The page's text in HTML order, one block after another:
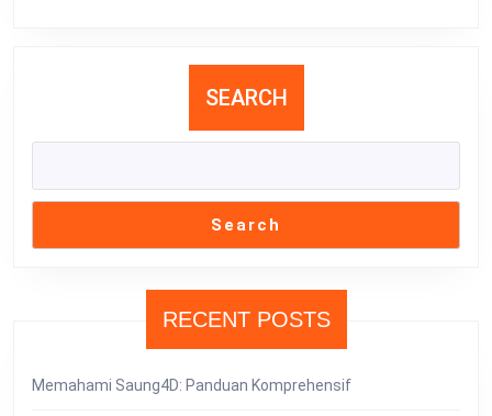
SEARCH
Search
RECENT POSTS
Memahami Saung4D: Panduan Komprehensif